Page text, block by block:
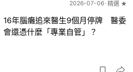
2026-07-06 精選 ★
16年腦癱追來醫生9個月停牌 醫委
會還憑什麼「專業自管」？